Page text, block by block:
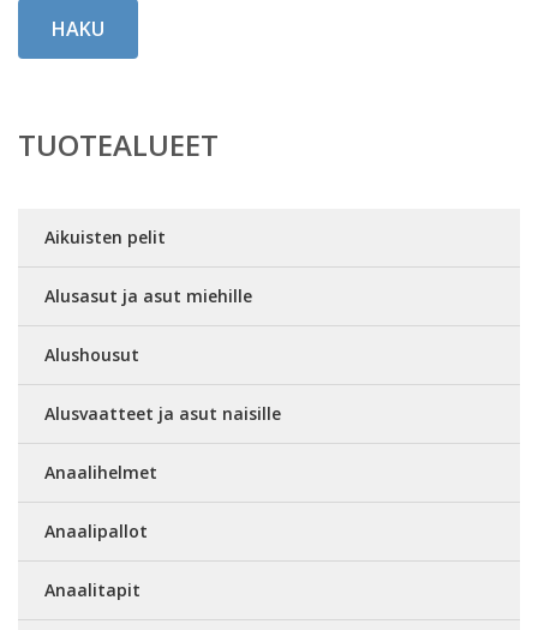
HAKU
TUOTEALUEET
Aikuisten pelit
Alusasut ja asut miehille
Alushousut
Alusvaatteet ja asut naisille
Anaalihelmet
Anaalipallot
Anaalitapit